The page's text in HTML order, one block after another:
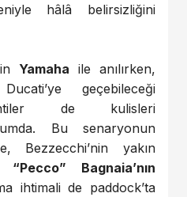
hâlâ belirsizliğini
Yamaha ile anılırken,
geçebileceği
de kulisleri
Bu senaryonun
Bezzecchi’nin yakın
“Pecco” Bagnaia’nın
ihtimali de paddock’ta